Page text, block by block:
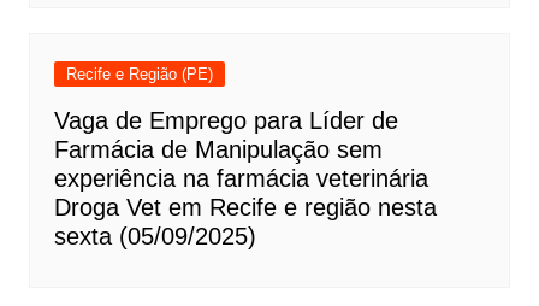
Recife e Região (PE)
Vaga de Emprego para Líder de
Farmácia de Manipulação sem
experiência na farmácia veterinária
Droga Vet em Recife e região nesta
sexta (05/09/2025)